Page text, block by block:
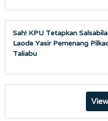
Sah! KPU Tetapkan
Laode Yasir Pemenang
Taliabu